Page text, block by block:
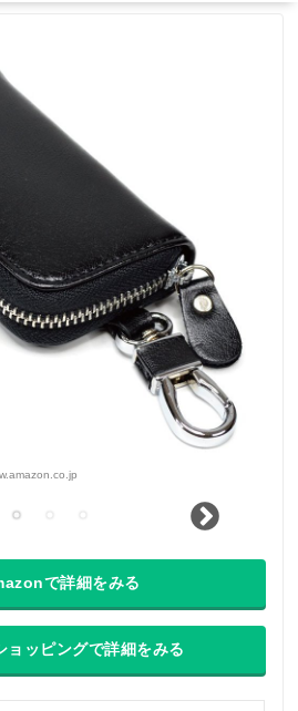
で詳細をみる
ッピングで詳細をみる